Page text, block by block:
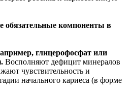
обязательные компоненты в
глицерофосфат или
Восполняют дефицит минералов
чувствительность и
начального кариеса (в форме